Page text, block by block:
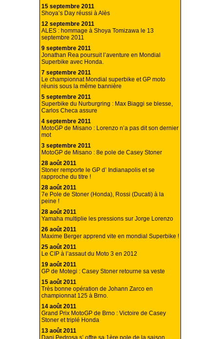
15 septembre 2011
Shoya’s Day réussi à Alès
12 septembre 2011
ALES : hommage à Shoya Tomizawa le 13
septembre 2011
9 septembre 2011
Jonathan Rea poursuit l’aventure en Mondial
Superbike avec Honda.
7 septembre 2011
Le championnat Mondial superbike et GP moto
réunis sous la même bannière
5 septembre 2011
Superbike du Nurburgring : Max Biaggi se blesse,
Carlos Checa assure
4 septembre 2011
MotoGP de Misano : Lorenzo n’a pas dit son dernier
mot
3 septembre 2011
MotoGP de Misano : 8e pole de Casey Stoner
28 août 2011
Stoner remporte le GP d’ Indianapolis et se
rapproche du titre !
28 août 2011
7e Pole de Stoner (Honda), Rossi (Ducati) à la
peine !
28 août 2011
Yamaha multiplie les pressions sur Jorge Lorenzo
26 août 2011
Maxime Berger apprend vite en mondial Superbike !
25 août 2011
Le CIP à l’assaut du Moto 3 en 2012
19 août 2011
GP de Motegi : Casey Stoner retourne sa veste
15 août 2011
Très bonne opération de Johann Zarco en
championnat 125 à Brno.
14 août 2011
Grand Prix MotoGP de Brno : Victoire de Casey
Stoner et triplé Honda
13 août 2011
Dani Pedrosa s’ offre sa 1ère pole de la saison